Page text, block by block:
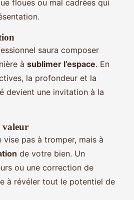
floues ou mal cadrées qui
saura composer
à sublimer l’espace. En
la profondeur et la
devient une invitation à la
valeur
pas à tromper, mais à
de votre bien. Un
ou une correction de
à révéler tout le potentiel de